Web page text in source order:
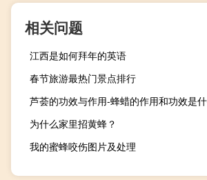
相关问题
江西是如何拜年的英语
春节旅游最热门景点排行
芦荟的功效与作用-蜂蜡的作用和功效是
为什么家里招黄蜂？
我的蜜蜂咬伤图片及处理